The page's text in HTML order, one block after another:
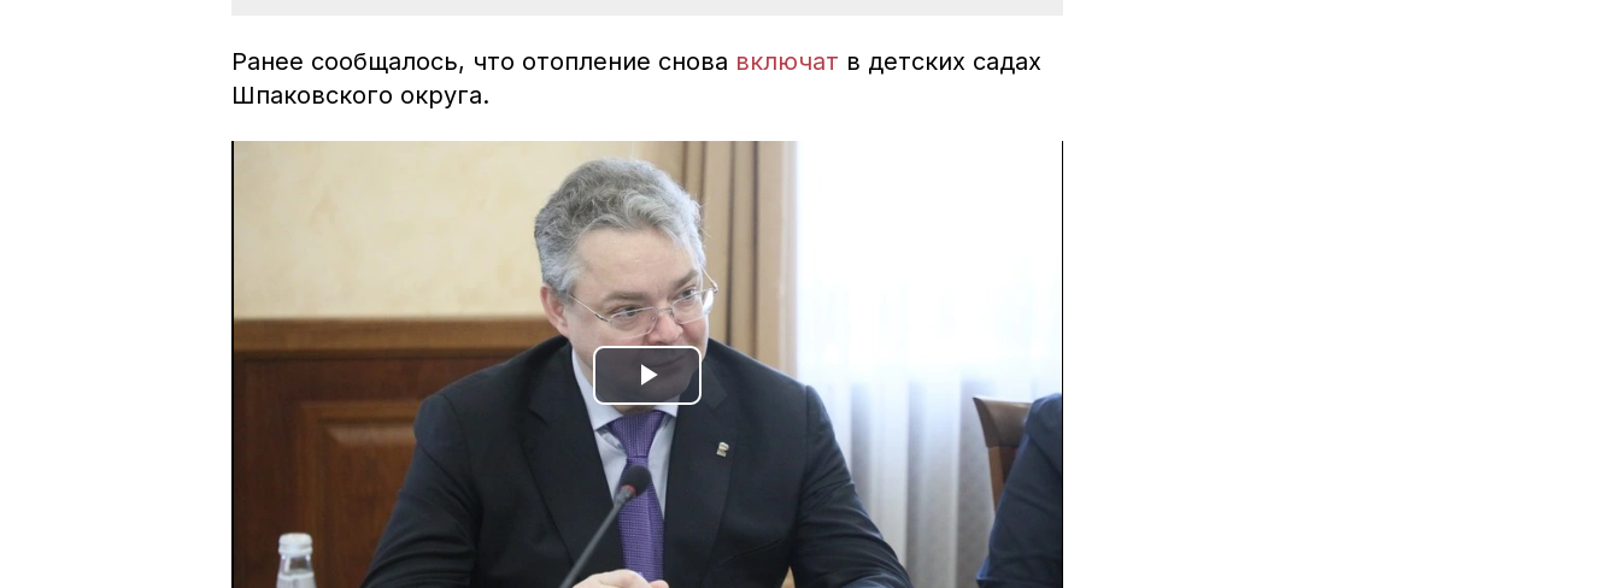
Ранее сообщалось, что отопление снова включат в детских садах
Шпаковского округа.
Play
Video